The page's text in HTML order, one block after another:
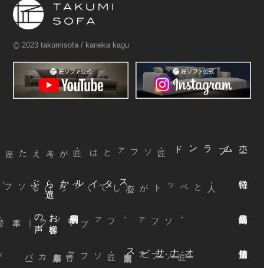
© 2023 takumisofa / kaneka kagu
ホー
ム
ブランド
・匠ソファとは
スタイルから
選
ぶ
・ソファ
お客様の
声
オーナーサー
ビス
ー